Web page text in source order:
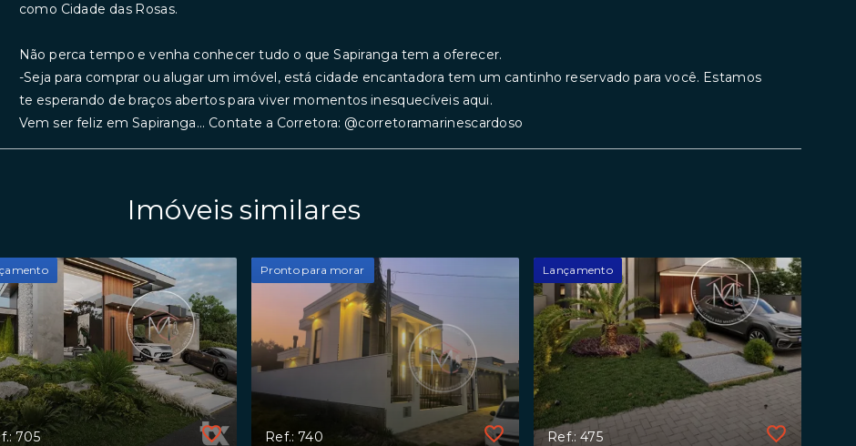
como Cidade das Rosas.
Não perca tempo e venha conhecer tudo o que Sapiranga tem a oferecer.
-Seja para comprar ou alugar um imóvel, está cidade encantadora tem um cantinho reservado para você. Estamos
te esperando de braços abertos para viver momentos inesquecíveis aqui.
Vem ser feliz em Sapiranga... Contate a Corretora: @corretoramarinescardoso
Imóveis similares
705
Pronto para morar
Ref.: 740
Lançamento
Ref.: 475